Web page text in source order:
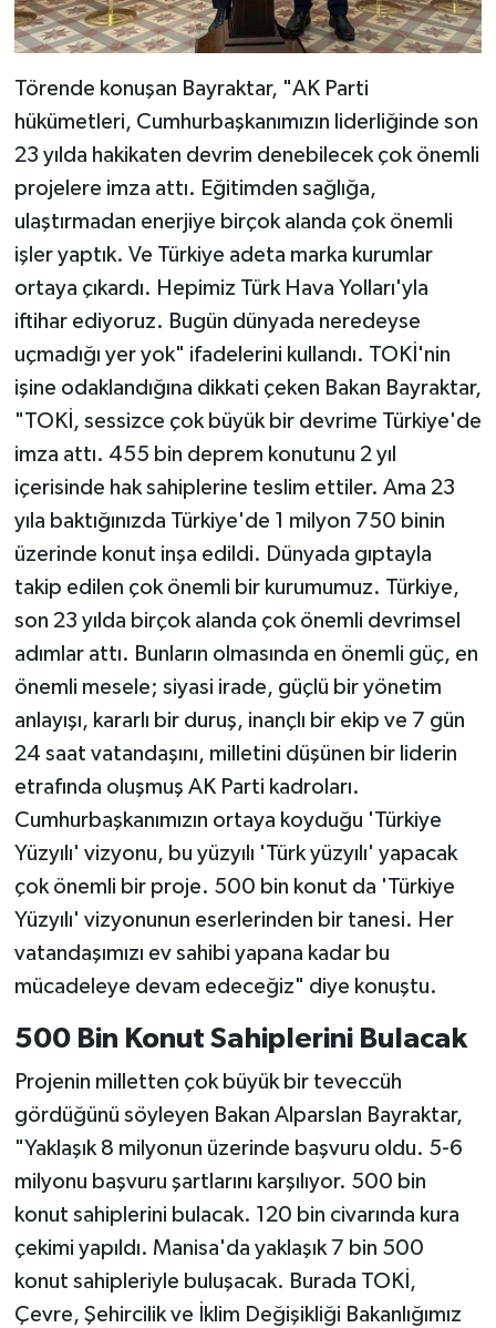
Törende konuşan Bayraktar, "AK Parti
hükümetleri, Cumhurbaşkanımızın liderliğinde son
23 yılda hakikaten devrim denebilecek çok önemli
projelere imza attı. Eğitimden sağlığa,
ulaştırmadan enerjiye birçok alanda çok önemli
işler yaptık. Ve Türkiye adeta marka kurumlar
ortaya çıkardı. Hepimiz Türk Hava Yolları'yla
iftihar ediyoruz. Bugün dünyada neredeyse
uçmadığı yer yok" ifadelerini kullandı. TOKİ'nin
işine odaklandığına dikkati çeken Bakan Bayraktar,
"TOKİ, sessizce çok büyük bir devrime Türkiye'de
imza attı. 455 bin deprem konutunu 2 yıl
içerisinde hak sahiplerine teslim ettiler. Ama 23
yıla baktığınızda Türkiye'de 1 milyon 750 binin
üzerinde konut inşa edildi. Dünyada gıptayla
takip edilen çok önemli bir kurumumuz. Türkiye,
son 23 yılda birçok alanda çok önemli devrimsel
adımlar attı. Bunların olmasında en önemli güç, en
önemli mesele; siyasi irade, güçlü bir yönetim
anlayışı, kararlı bir duruş, inançlı bir ekip ve 7 gün
24 saat vatandaşını, milletini düşünen bir liderin
etrafında oluşmuş AK Parti kadroları.
Cumhurbaşkanımızın ortaya koyduğu 'Türkiye
Yüzyılı' vizyonu, bu yüzyılı 'Türk yüzyılı' yapacak
çok önemli bir proje. 500 bin konut da 'Türkiye
Yüzyılı' vizyonunun eserlerinden bir tanesi. Her
vatandaşımızı ev sahibi yapana kadar bu
mücadeleye devam edeceğiz" diye konuştu.
500 Bin Konut Sahiplerini Bulacak
Projenin milletten çok büyük bir teveccüh
gördüğünü söyleyen Bakan Alparslan Bayraktar,
"Yaklaşık 8 milyonun üzerinde başvuru oldu. 5-6
milyonu başvuru şartlarını karşılıyor. 500 bin
konut sahiplerini bulacak. 120 bin civarında kura
çekimi yapıldı. Manisa'da yaklaşık 7 bin 500
konut sahipleriyle buluşacak. Burada TOKİ,
Çevre, Şehircilik ve İklim Değişikliği Bakanlığımız